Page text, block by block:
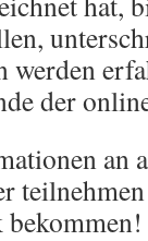
der
an